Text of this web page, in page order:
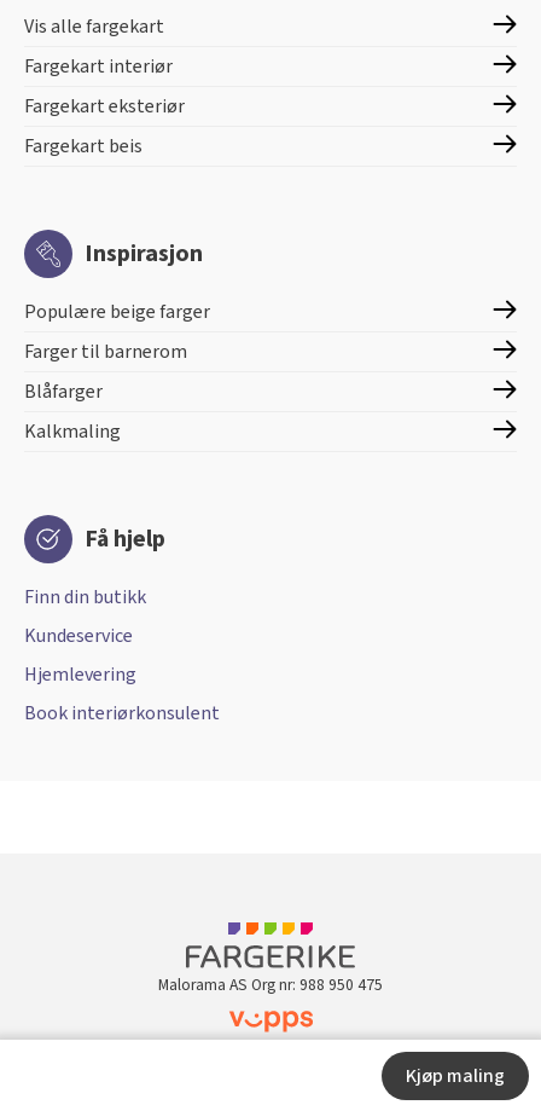
Kjøp maling
Vis alle fargekart
Fargekart interiør
Fargekart eksteriør
Fargekart beis
Inspirasjon
Populære beige farger
Farger til barnerom
Blåfarger
Kalkmaling
Få hjelp
Finn din butikk
Kundeservice
Hjemlevering
Book interiørkonsulent
Malorama AS Org nr: 988 950 475